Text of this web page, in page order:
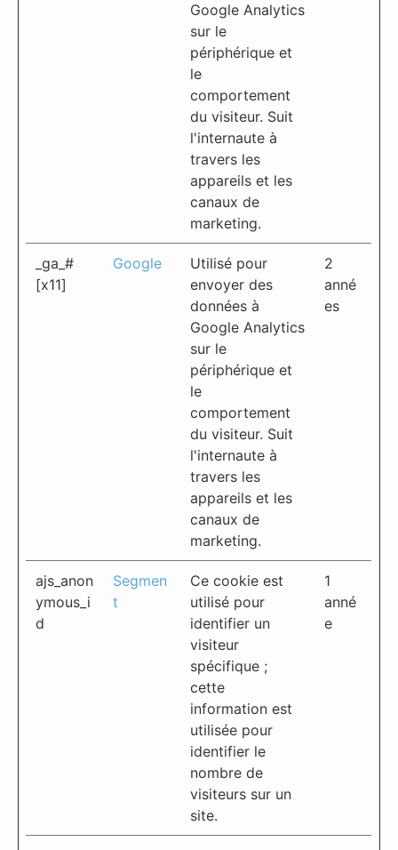
Google Analytics
sur le
périphérique et
le
comportement
du visiteur. Suit
l'internaute à
travers les
appareils et les
canaux de
marketing.
_ga_#
[x11]
Google
Utilisé pour
envoyer des
données à
Google Analytics
sur le
périphérique et
le
comportement
du visiteur. Suit
l'internaute à
travers les
appareils et les
canaux de
marketing.
2
anné
es
ajs_anon
ymous_i
d
Segmen
t
Ce cookie est
utilisé pour
identifier un
visiteur
spécifique ;
cette
information est
utilisée pour
identifier le
nombre de
visiteurs sur un
site.
1
anné
e